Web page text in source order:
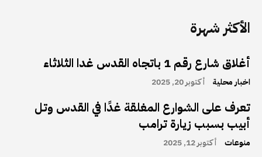
الأكثر شهرة
أغلاق شارع رقم 1 باتجاه القدس غدا الثلاثاء
اخبار محلية أكتوبر 20, 2025
تعرف على الشوارع المغلقة غدًا في القدس وتل
أبيب بسبب زيارة ترامب
منوعات أكتوبر 12, 2025